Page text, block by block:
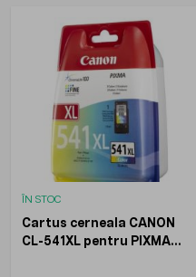
ÎN STOC
Cartus cerneala CANON
CL-541XL pentru PIXMA